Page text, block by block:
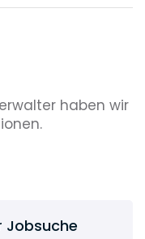
haben wir
Jobsuche